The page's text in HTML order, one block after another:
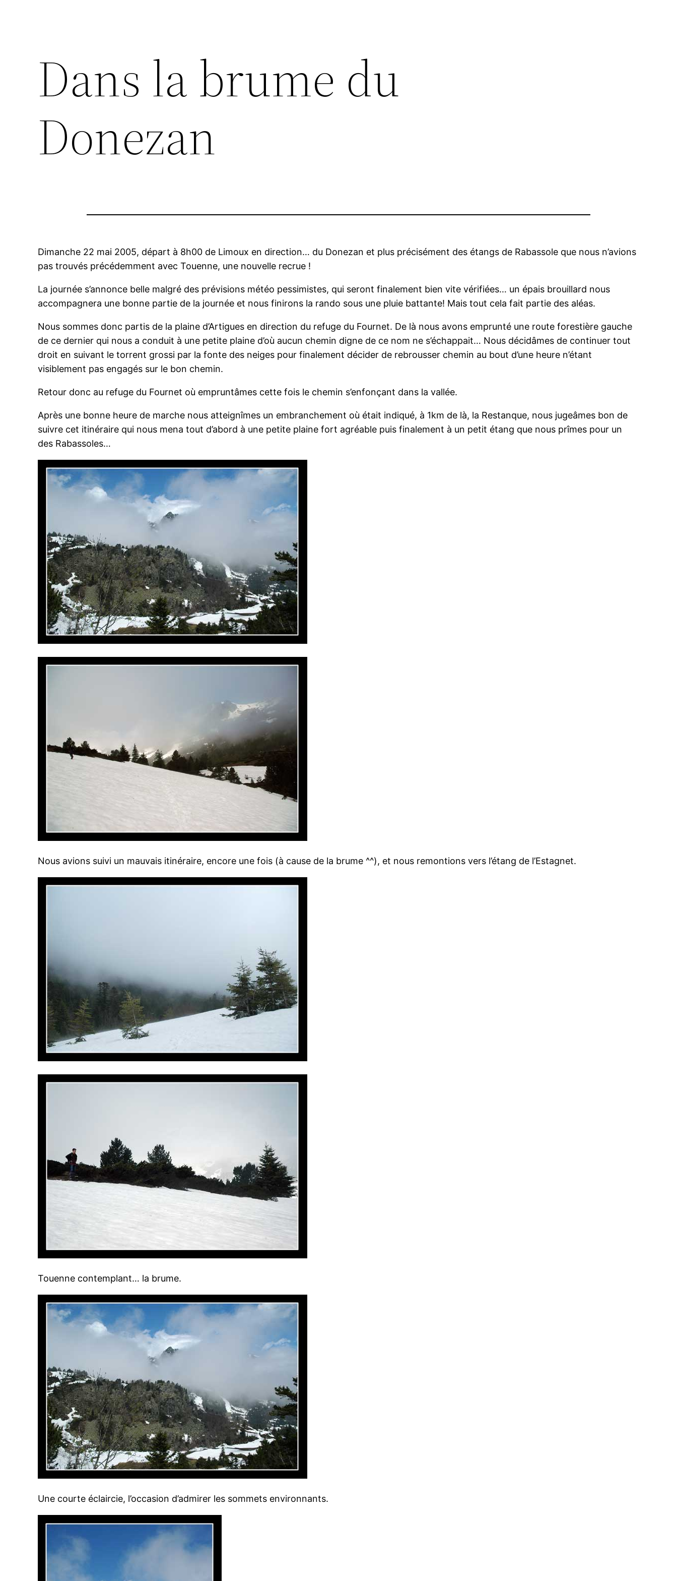
Dans la brume du
Donezan
Dimanche 22 mai 2005, départ à 8h00 de Limoux en direction… du Donezan et plus précisément des étangs de Rabassole que nous n’avions
pas trouvés précédemment avec Touenne, une nouvelle recrue !
La journée s’annonce belle malgré des prévisions météo pessimistes, qui seront finalement bien vite vérifiées… un épais brouillard nous
accompagnera une bonne partie de la journée et nous finirons la rando sous une pluie battante! Mais tout cela fait partie des aléas.
Nous sommes donc partis de la plaine d’Artigues en direction du refuge du Fournet. De là nous avons emprunté une route forestière gauche
de ce dernier qui nous a conduit à une petite plaine d’où aucun chemin digne de ce nom ne s’échappait… Nous décidâmes de continuer tout
droit en suivant le torrent grossi par la fonte des neiges pour finalement décider de rebrousser chemin au bout d’une heure n’étant
visiblement pas engagés sur le bon chemin.
Retour donc au refuge du Fournet où empruntâmes cette fois le chemin s’enfonçant dans la vallée.
Après une bonne heure de marche nous atteignîmes un embranchement où était indiqué, à 1km de là, la Restanque, nous jugeâmes bon de
suivre cet itinéraire qui nous mena tout d’abord à une petite plaine fort agréable puis finalement à un petit étang que nous prîmes pour un
des Rabassoles…
Nous avions suivi un mauvais itinéraire, encore une fois (à cause de la brume ^^), et nous remontions vers l’étang de l’Estagnet.
Touenne contemplant… la brume.
Une courte éclaircie, l’occasion d’admirer les sommets environnants.